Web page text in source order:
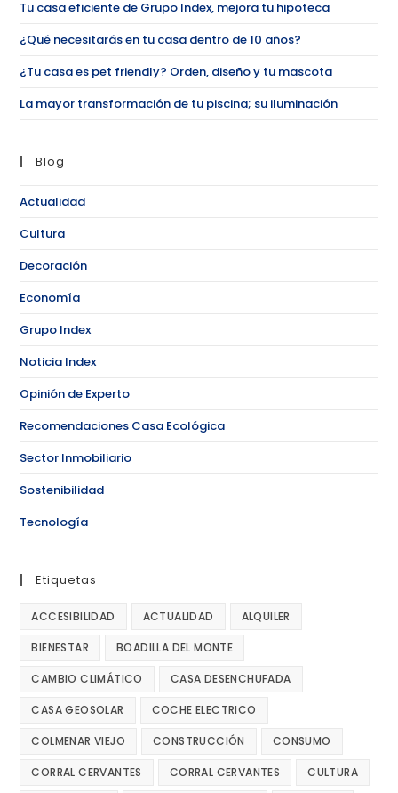
Tu casa eficiente de Grupo Index, mejora tu hipoteca
¿Qué necesitarás en tu casa dentro de 10 años?
¿Tu casa es pet friendly? Orden, diseño y tu mascota
La mayor transformación de tu piscina; su iluminación
Blog
Actualidad
Cultura
Decoración
Economía
Grupo Index
Noticia Index
Opinión de Experto
Recomendaciones Casa Ecológica
Sector Inmobiliario
Sostenibilidad
Tecnología
Etiquetas
ACCESIBILIDAD ACTUALIDAD ALQUILER
BIENESTAR BOADILLA DEL MONTE
CAMBIO CLIMÁTICO CASA DESENCHUFADA
CASA GEOSOLAR COCHE ELECTRICO
COLMENAR VIEJO CONSTRUCCIÓN CONSUMO
CORRAL CERVANTES CORRAL CERVANTES CULTURA